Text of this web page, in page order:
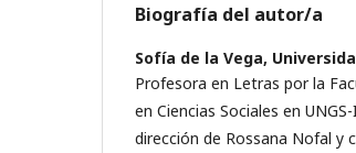
Biografía del autor/a
Sofía de la Vega,
Profesora en Letras por la
en Ciencias Sociales en
dirección de Rossana Nofal y